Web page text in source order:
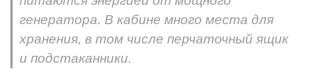
генератора. В кабине много места для
хранения, в том числе перчаточный ящик
и подстаканники.